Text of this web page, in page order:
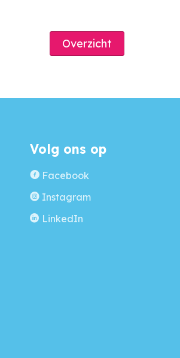
Overzicht
Volg ons op
Facebook
Instagram
LinkedIn